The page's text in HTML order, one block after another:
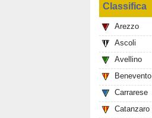
Classifica
Arezzo
Ascoli
Avellino
Benevento
Carrarese
Catanzaro